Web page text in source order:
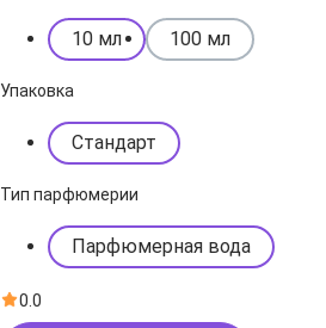
10 мл 100 мл
Упаковка
Стандарт
Тип парфюмерии
Парфюмерная вода
0.0